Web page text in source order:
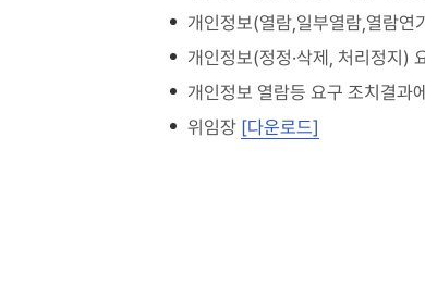
개인정보(열람,일부열람,열람연
개인정보(정정·삭제, 처리정지)
개인정보 열람등 요구 조치결과
위임장 [다운로드]